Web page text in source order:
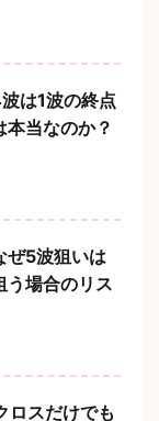
は1波の終点
本当なのか？
ぜ5波狙いは
う場合のリス
ロスだけでも